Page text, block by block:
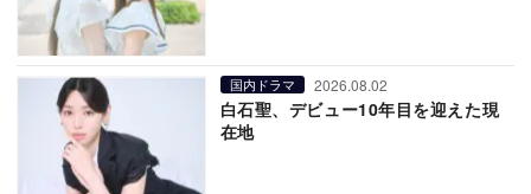
国内ドラマ 2026.08.02
白石聖、デビュー10年目を迎えた現
在地